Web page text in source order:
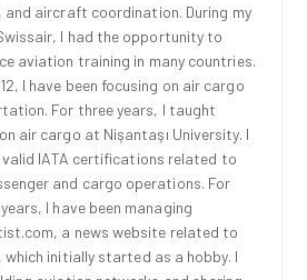
and aircraft coordination. During my
I had the opportunity to
aviation training in many countries.
I have been focusing on air cargo
For three years, I taught
air cargo at Nişantaşı University. I
IATA certifications related to
and cargo operations. For
I have been managing
a news website related to
initially started as a hobby. I